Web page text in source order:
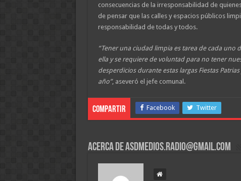
consecuencias de la irresponsabilidad de
de pensar que las calles y espacios públicos
responsabilidad de todas y todos.
“Tener una ciudad limpia es tarea de cada uno
ella y se requiere de voluntad para no tener
desperdicios durante estas largas Fiestas
año”, aseveró el jefe comunal.
Compartir Facebook Twitter
Acerca de asdmedios.radio@gmail.com